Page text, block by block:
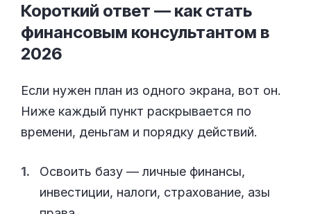
Короткий ответ — как стать
финансовым консультантом в
2026
Если нужен план из одного экрана, вот он.
Ниже каждый пункт раскрывается по
времени, деньгам и порядку действий.
Освоить базу — личные финансы,
инвестиции, налоги, страхование, азы